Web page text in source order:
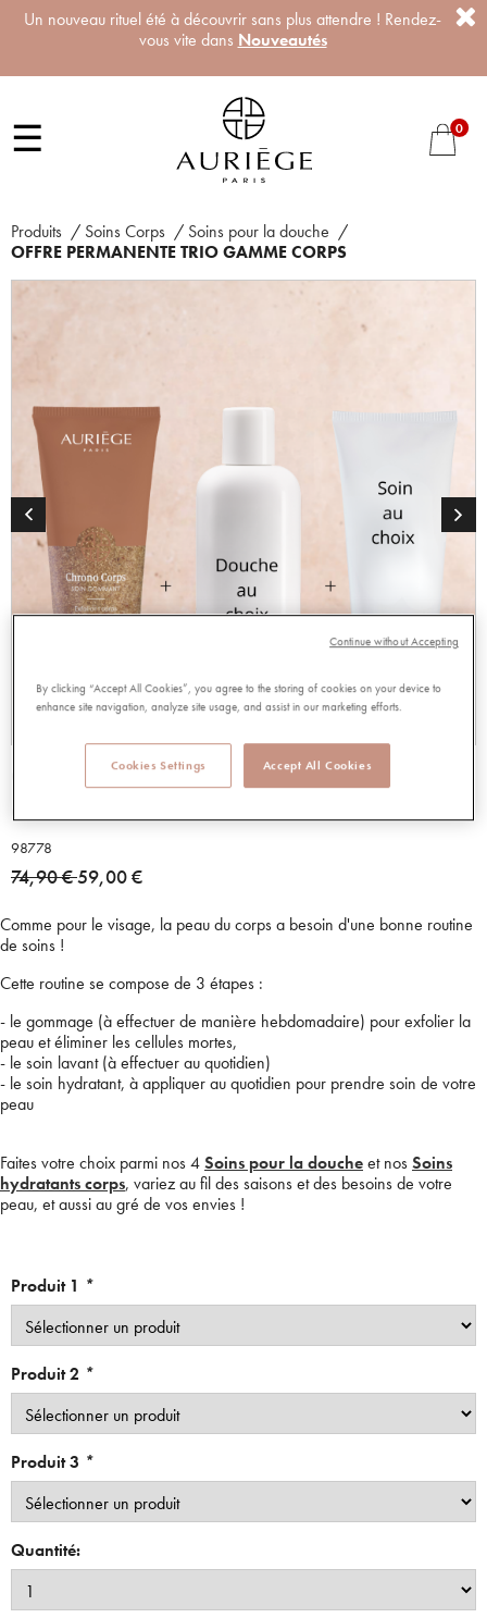
Un nouveau rituel été à découvrir sans plus attendre ! Rendez-
vous vite dans Nouveautés
☰ 0
Produits / Soins Corps / Soins pour la douche /
OFFRE PERMANENTE TRIO GAMME CORPS
OFFRE PERMANENTE TRIO GAMME
CORPS
98778
Price reduced from
74,90 €to
59,00 €
Comme pour le visage, la peau du corps a besoin d'une bonne routine
de soins !
Cette routine se compose de 3 étapes :
- le gommage (à effectuer de manière hebdomadaire) pour exfolier la
peau et éliminer les cellules mortes,
- le soin lavant (à effectuer au quotidien)
- le soin hydratant, à appliquer au quotidien pour prendre soin de votre
peau
Faites votre choix parmi nos 4Soins pour la doucheet nosSoins
hydratants corps, variez au fil des saisons et des besoins de votre
peau, et aussi au gré de vos envies !
Produit 1 *
Produit 2 *
Produit 3 *
Quantité:
By clicking “Accept All Cookies”, you agree to the storing of cookies on your device to
enhance site navigation, analyze site usage, and assist in our marketing efforts.
Accept All Cookies
Cookies Settings
Continue without Accepting